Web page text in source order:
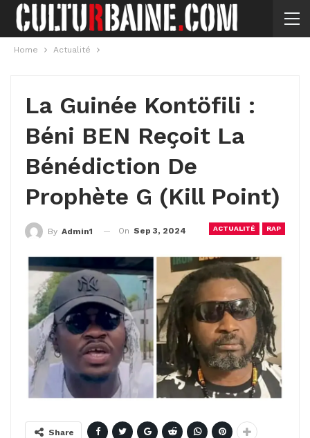
Home Actualité
La Guinée Kontöfili :
Béni BEN Reçoit La
Bénédiction De
Prophète G (Kill Point)
ACTUALITÉ RAP
By Admin1 On Sep 3, 2024
Share